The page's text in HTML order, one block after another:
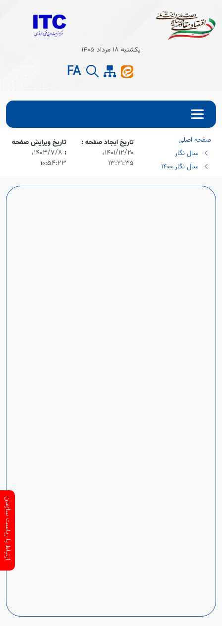
Open
یکشنبه 18 مرداد 1405
FA
صفحه اصلی
سال نگار
سال نگار 1400
تاریخ ایجاد صفحه :
۱۴۰۱/۱۲/۲۰،‏
۱۳:۲۱:۳۵
تاریخ ویرایش صفحه
:
۱۴۰۳/۷/۸،‏
۱۰:۵۴:۲۳
ارتباط با ریاست سازمان